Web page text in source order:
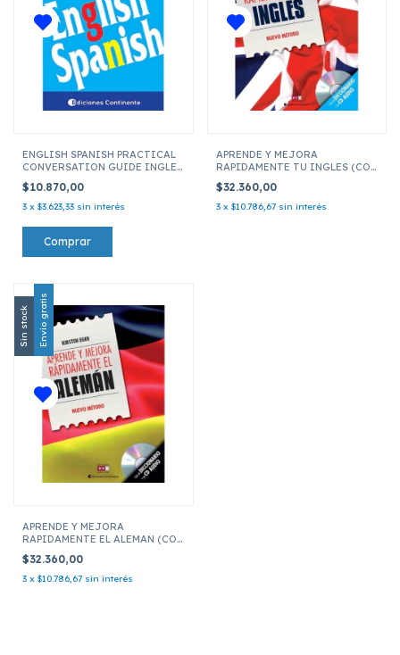
ENGLISH SPANISH PRACTICAL
CONVERSATION GUIDE INGLES
$10.870,00
3 x $3.623,33 sin interés
APRENDE Y MEJORA
RAPIDAMENTE TU INGLES (CON
$32.360,00
3 x $10.786,67 sin interés
Sin stock Envío gratis
APRENDE Y MEJORA
RAPIDAMENTE EL ALEMAN (CON
$32.360,00
3 x $10.786,67 sin interés